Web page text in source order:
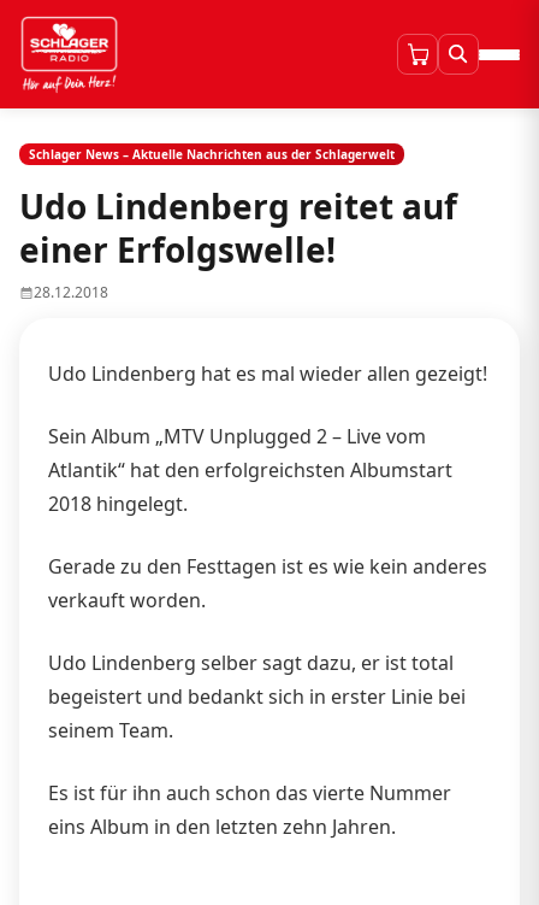
Schlager News – Aktuelle Nachrichten aus der Schlagerwelt
Udo Lindenberg reitet auf
einer Erfolgswelle!
28.12.2018
Udo Lindenberg hat es mal wieder allen gezeigt!
Sein Album „MTV Unplugged 2 – Live vom
Atlantik“ hat den erfolgreichsten Albumstart
2018 hingelegt.
Gerade zu den Festtagen ist es wie kein anderes
verkauft worden.
Udo Lindenberg selber sagt dazu, er ist total
begeistert und bedankt sich in erster Linie bei
seinem Team.
Es ist für ihn auch schon das vierte Nummer
eins Album in den letzten zehn Jahren.